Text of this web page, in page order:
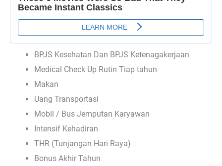
BPJS Kesehatan Dan BPJS Ketenagakerjaan
Medical Check Up Rutin Tiap tahun
Makan
Uang Transportasi
Mobil / Bus Jemputan Karyawan
Intensif Kehadiran
THR (Tunjangan Hari Raya)
Bonus Akhir Tahun